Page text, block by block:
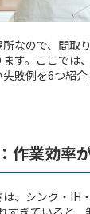
なので、間取
す。ここでは
敗例を6つ紹
作業効率
、シンク・IH